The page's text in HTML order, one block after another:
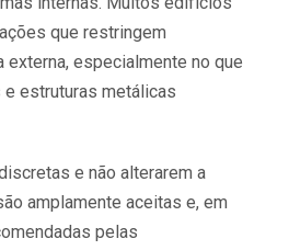
que restringem
externa, especialmente no que
estruturas metálicas
e não alterarem a
amplamente aceitas e, em
pelas